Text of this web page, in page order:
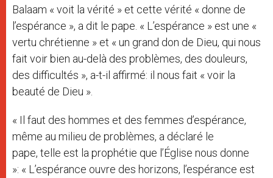
Balaam « voit la vérité » et cette vérité « donne de
l’espérance », a dit le pape. « L’espérance » est une «
vertu chrétienne » et « un grand don de Dieu, qui nous
fait voir bien au-delà des problèmes, des douleurs,
des difficultés », a-t-il affirmé: il nous fait « voir la
beauté de Dieu ».
« Il faut des hommes et des femmes d’espérance,
même au milieu de problèmes, a déclaré le
pape, telle est la prophétie que l’Église nous donne
»: « L’espérance ouvre des horizons, l’espérance est